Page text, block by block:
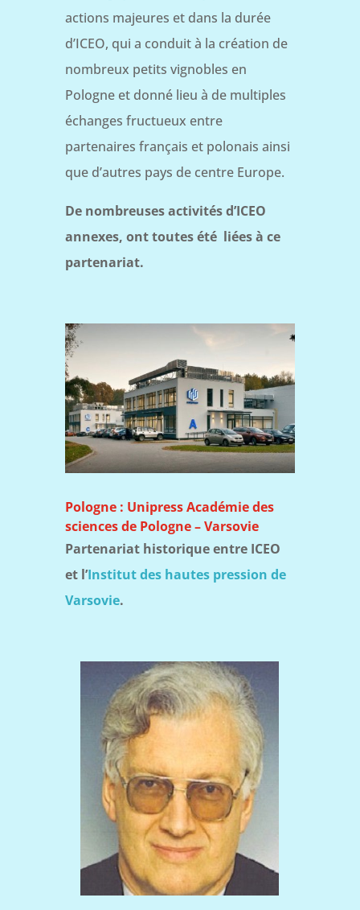
actions majeures et dans la durée
d’ICEO, qui a conduit à la création de
nombreux petits vignobles en
Pologne et donné lieu à de multiples
échanges fructueux entre
partenaires français et polonais ainsi
que d’autres pays de centre Europe.
De nombreuses activités d’ICEO
annexes, ont toutes été liées à ce
partenariat.
Pologne : Unipress Académie des
sciences de Pologne – Varsovie
Partenariat historique entre ICEO
et l’Institut des hautes pression de
Varsovie.